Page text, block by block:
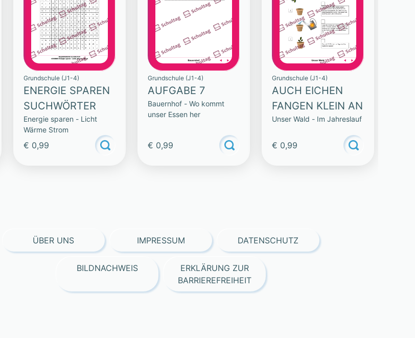
Grundschule (J1-4)
ENERGIE SPAREN
SUCHWÖRTER
Energie sparen - Licht
Wärme Strom
€ 0,99
Grundschule (J1-4)
AUFGABE 7
Bauernhof - Wo kommt
unser Essen her
€ 0,99
Grundschule (J1-4)
AUCH EICHEN
FANGEN KLEIN AN
Unser Wald - Im Jahreslauf
€ 0,99
ÜBER UNS IMPRESSUM DATENSCHUTZ
BILDNACHWEIS
ERKLÄRUNG ZUR
BARRIEREFREIHEIT